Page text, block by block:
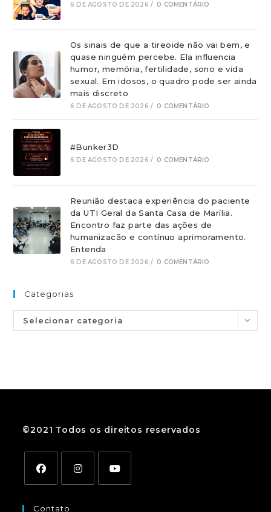
6 DE AGOSTO DE 2026 / 0 COMENTÁRIO
Os sinais de que a tireoide não vai bem, e
quase ninguém percebe. Ela influencia
humor, memória, fertilidade, sono e vida
sexual. Em idosos, o quadro pode ser ainda
mais discreto
6 DE AGOSTO DE 2026 / 0 COMENTÁRIO
#Bunker3D
6 DE AGOSTO DE 2026 / 0 COMENTÁRIO
Reunião destaca experiência do paciente
da UTI Geral da Santa Casa de Marília.
Encontro faz parte das ações de
humanizacão e contínuo aprimoramento.
Entenda
6 DE AGOSTO DE 2026 / 0 COMENTÁRIO
Categorias
Selecionar categoria
©2021 Todos os direitos reservados
Contato